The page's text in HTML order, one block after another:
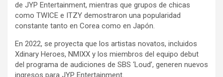
de JYP Entertainment, mientras que grupos de chicas
como TWICE e ITZY demostraron una popularidad
constante tanto en Corea como en Japón.
En 2022, se proyecta que los artistas novatos, incluidos
Xdinary Heroes, NMIXX y los miembros del equipo debut
del programa de audiciones de SBS ‘Loud’, generen nuevos
ingresos para JYP Entertainment.